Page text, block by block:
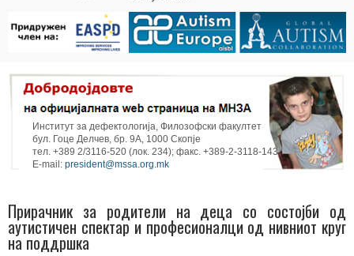
Институт за дефектологија, Филозофски факултет
бул. Гоце Делчев, бр. 9А, 1000 Скопје
тел. +389 2/3116-520 (лок. 234); факс. +389-2-3118-143
E-mail:president@mssa.org.mk
Прирачник за родители на деца со состојби од
аутистичен спектар и професионалци од нивниот круг
на поддршка